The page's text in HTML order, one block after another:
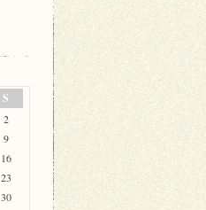
S
2
9
16
23
30